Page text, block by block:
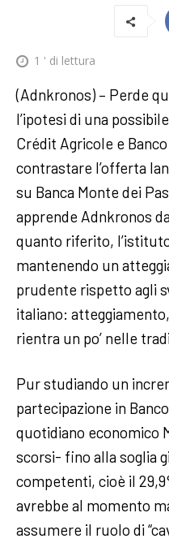
1 ' di lettura
(Adnkronos) – Perde
l’ipotesi di una
Crédit Agricole e
contrastare l’offerta
su Banca Monte dei
apprende Adnkronos
quanto riferito,
mantenendo un
prudente rispetto agli
italiano:
rientra un po’ nelle
Pur studiando un
partecipazione in
quotidiano economico
scorsi- fino alla soglia
competenti, cioè il
avrebbe al momento
assumere il ruolo di